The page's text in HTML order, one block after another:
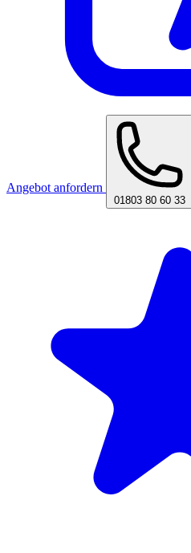
Angebot anfordern
01803 80 60 33